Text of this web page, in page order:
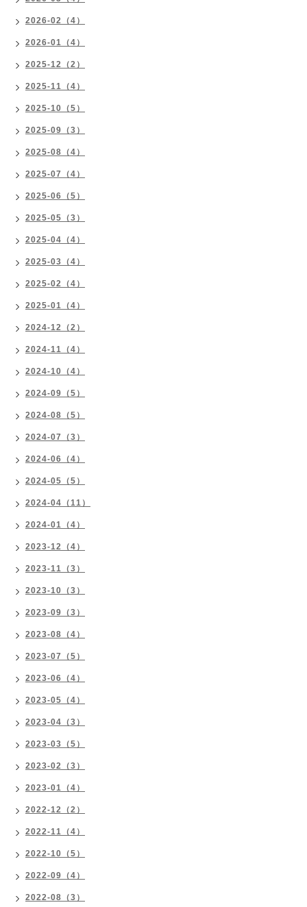
2026-02（4）
2026-01（4）
2025-12（2）
2025-11（4）
2025-10（5）
2025-09（3）
2025-08（4）
2025-07（4）
2025-06（5）
2025-05（3）
2025-04（4）
2025-03（4）
2025-02（4）
2025-01（4）
2024-12（2）
2024-11（4）
2024-10（4）
2024-09（5）
2024-08（5）
2024-07（3）
2024-06（4）
2024-05（5）
2024-04（11）
2024-01（4）
2023-12（4）
2023-11（3）
2023-10（3）
2023-09（3）
2023-08（4）
2023-07（5）
2023-06（4）
2023-05（4）
2023-04（3）
2023-03（5）
2023-02（3）
2023-01（4）
2022-12（2）
2022-11（4）
2022-10（5）
2022-09（4）
2022-08（3）